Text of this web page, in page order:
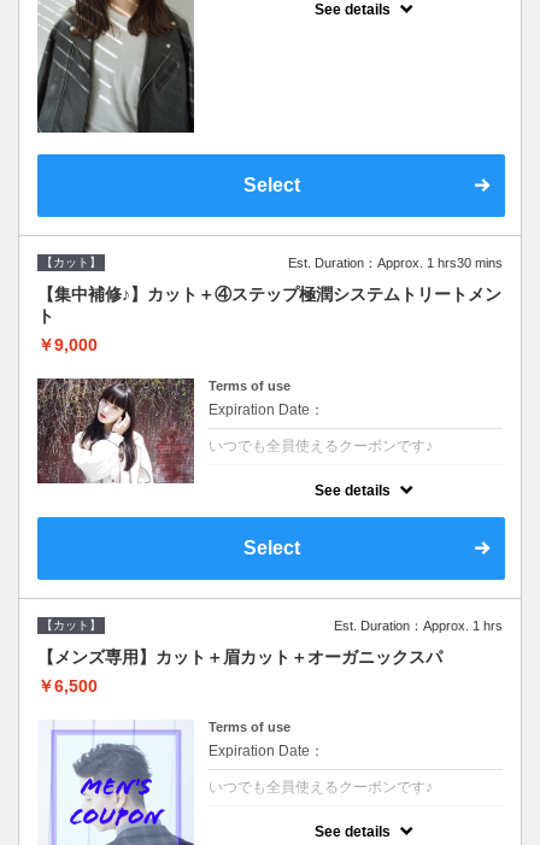
See details
Select
【カット】 Est. Duration：Approx. 1 hrs30 mins
【集中補修♪】カット＋④ステップ極潤システムトリートメン
ト
￥9,000
Terms of use
Expiration Date：
いつでも全員使えるクーポンです♪
ら修復し美髪へと導く最新4stepトリートメ
ント☆内側からしっかり修復したい方に♪
See details
Select
【カット】 Est. Duration：Approx. 1 hrs
【メンズ専用】カット＋眉カット＋オーガニックスパ
￥6,500
Terms of use
Expiration Date：
いつでも全員使えるクーポンです♪
See details